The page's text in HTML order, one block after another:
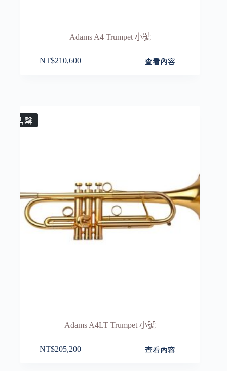
Adams A4 Trumpet 小號
NT$210,600 查看內容
售罄
Adams A4LT Trumpet 小號
NT$205,200 查看內容